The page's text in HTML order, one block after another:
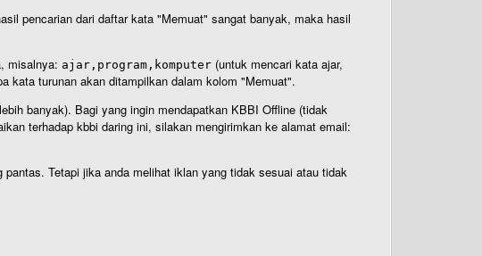
pencarian dari daftar kata "Memuat" sangat banyak, maka hasil
misalnya: ajar,program,komputer (untuk mencari kata ajar,
kata turunan akan ditampilkan dalam kolom "Memuat".
banyak). Bagi yang ingin mendapatkan KBBI Offline (tidak
terhadap kbbi daring ini, silakan mengirimkan ke alamat email:
Tetapi jika anda melihat iklan yang tidak sesuai atau tidak